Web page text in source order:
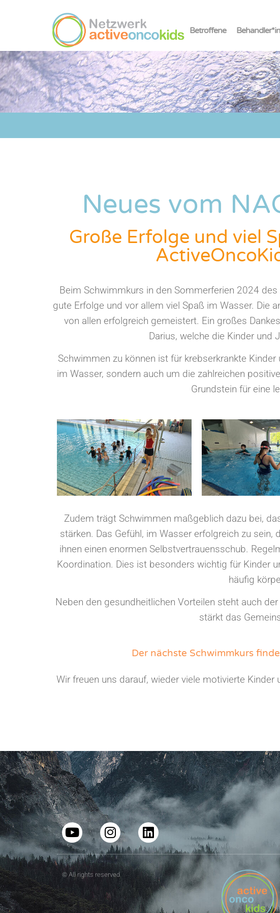
Betroffene
Neues vom
Große Erfolge und viel
Beim Schwimmkurs in den Sommerferien 2024
gute Erfolge und vor allem viel Spaß im Wasser. Die
von allen erfolgreich gemeistert. Ein großes
Darius, welche die Kinder und
Schwimmen zu können ist für krebserkrankte
im Wasser, sondern auch um die zahlreichen
Grundstein für eine
Zudem trägt Schwimmen maßgeblich dazu bei,
stärken. Das Gefühl, im Wasser erfolgreich zu
ihnen einen enormen Selbstvertrauensschub.
Koordination. Dies ist besonders wichtig für Kinder
häufig
Neben den gesundheitlichen Vorteilen steht auch
stärkt das
Der nächste Schwimmkurs
Wir freuen uns darauf, wieder viele motivierte
© All rights reserved